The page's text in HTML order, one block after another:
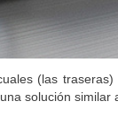
(las
solución similar